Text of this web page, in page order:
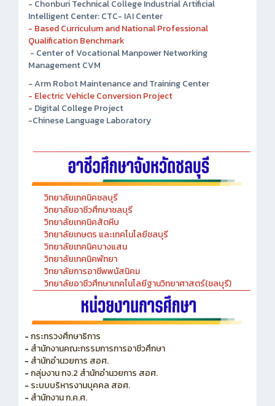
- Chonburi Technical College Industrial Artificial
Intelligent Center: CTC- IAI Center
- Based Curriculum and National Professional
Qualification Benchmark
- Center of Vocational Manpower Networking
Management CVM
- Arm Robot Maintenance and Training Center
- Electric Vehicle Conversion Project
- Digital College Project
วิทยาลัยเทคนิคชลบุรี
วิทยาลัยอาชีวศึกษาชลบุรี
วิทยาลัยเทคนิคสัตหีบ
วิทยาลัยเกษตร และเทคโนโลยีชลบุรี
วิทยาลัยเทคนิคบางแสน
วิทยาลัยเทคนิคพัทยา
วิทยาลัยการอาชีพพนัสนิคม
วิทยาลัยอาชีวศึกษาเทคโนโลยีฐานวิทยาศาสตร์(ชลบุรี)
- กระทรวงศึกษาธิการ
- สำนักงานคณะกรรมการการอาชีวศึกษา
- สำนักอำนวยการ สอศ.
- กลุ่มงาน กจ.2 สำนักอำนวยการ สอศ.
- ระบบบริหารงานบุคคล สอศ.